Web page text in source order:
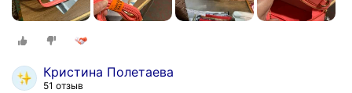
Кристина Полетаева
51 отзыв